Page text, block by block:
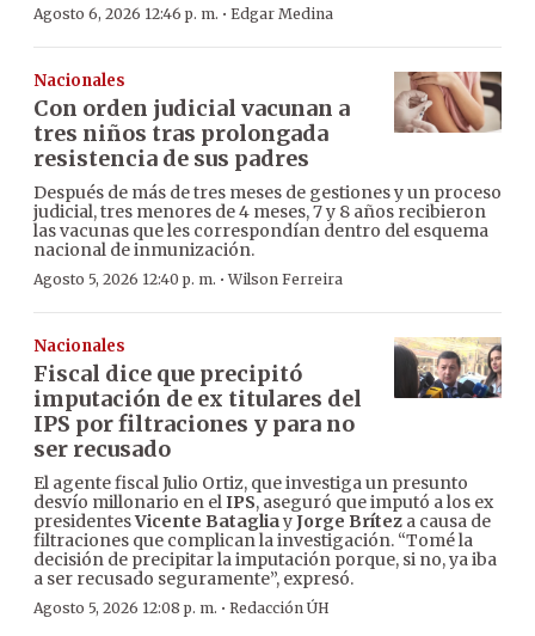
Agosto 6, 2026 12:46 p. m. · Edgar Medina
Nacionales
Con orden judicial vacunan a
tres niños tras prolongada
resistencia de sus padres
Después de más de tres meses de gestiones y un proceso
judicial, tres menores de 4 meses, 7 y 8 años recibieron
las vacunas que les correspondían dentro del esquema
nacional de inmunización.
Agosto 5, 2026 12:40 p. m. ·Wilson Ferreira
Nacionales
Fiscal dice que precipitó
imputación de ex titulares del
IPS por filtraciones y para no
ser recusado
El agente fiscal Julio Ortiz, que investiga un presunto
desvío millonario en elIPS, aseguró que imputó a los ex
presidentesVicente BatagliayJorge Brítez a causa de
filtraciones que complican la investigación. “Tomé la
decisión de precipitar la imputación porque, si no, ya iba
a ser recusado seguramente”, expresó.
Agosto 5, 2026 12:08 p. m. · Redacción ÚH